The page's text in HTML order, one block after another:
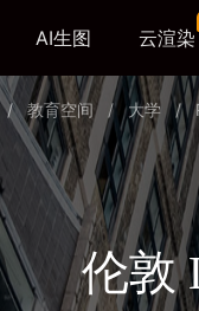
AI生图 云渲染
/教育空间/大学 /
伦敦